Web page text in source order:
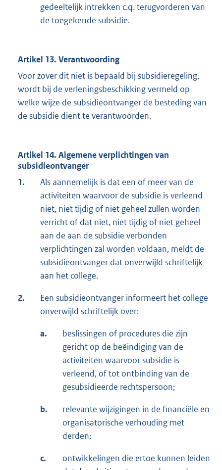
gedeeltelijk intrekken c.q. terugvorderen van
de toegekende subsidie.
Artikel 13. Verantwoording
Voor zover dit niet is bepaald bij subsidieregeling,
wordt bij de verleningsbeschikking vermeld op
welke wijze de subsidieontvanger de besteding van
de subsidie dient te verantwoorden.
Artikel 14. Algemene verplichtingen van
subsidieontvanger
1.
Als aannemelijk is dat een of meer van de
activiteiten waarvoor de subsidie is verleend
niet, niet tijdig of niet geheel zullen worden
verricht of dat niet, niet tijdig of niet geheel
aan de aan de subsidie verbonden
verplichtingen zal worden voldaan, meldt de
subsidieontvanger dat onverwijld schriftelijk
aan het college.
2.
Een subsidieontvanger informeert het college
onverwijld schriftelijk over:
a.
beslissingen of procedures die zijn
gericht op de beëindiging van de
activiteiten waarvoor subsidie is
verleend, of tot ontbinding van de
gesubsidieerde rechtspersoon;
b.
relevante wijzigingen in de financiële en
organisatorische verhouding met
derden;
c.
ontwikkelingen die ertoe kunnen leiden